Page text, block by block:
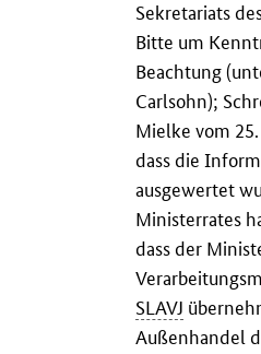
Sekretariats
Bitte um
Beachtung
Carlsohn);
Mielke vom
dass die
ausgewertet
Ministerrates
dass der
SLAVJ
Außenhandel